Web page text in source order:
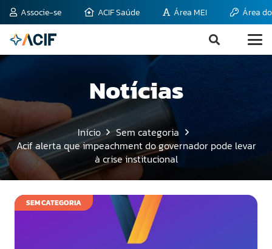
Associe-se ACIF Saúde Área MEI Área
Notícias
Início
Sem categoria
Acif alerta que impeachment do governador pode levar
à crise institucional
SEM CATEGORIA